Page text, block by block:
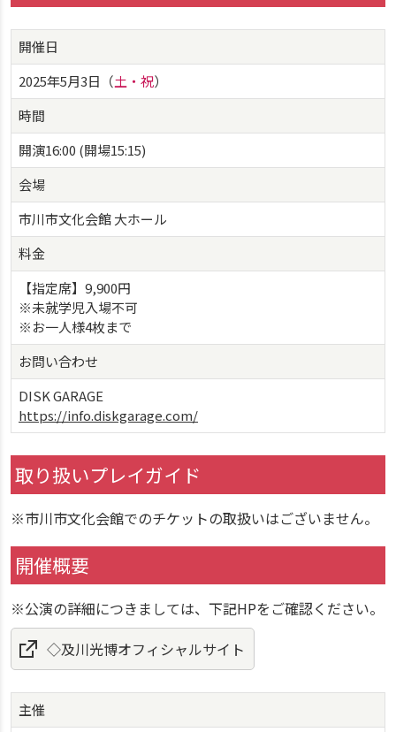
開催日
2025年5月3日（土・祝）
時間
開演16:00 (開場15:15)
会場
市川市文化会館 大ホール
料金
【指定席】9,900円
※未就学児入場不可
※お一人様4枚まで
お問い合わせ
DISK GARAGE
https://info.diskgarage.com/
取り扱いプレイガイド
※市川市文化会館でのチケットの取扱いはございません。
開催概要
※公演の詳細につきましては、下記HPをご確認ください。
◇及川光博オフィシャルサイト
主催